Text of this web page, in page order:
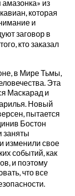
из
которая
и
заговор в
кто заказал
в Мире Тьмы,
Эта
Маскарад и
Новый
пытается
Бостон
заняты
изменили свое
событий, как
и поэтому
что все